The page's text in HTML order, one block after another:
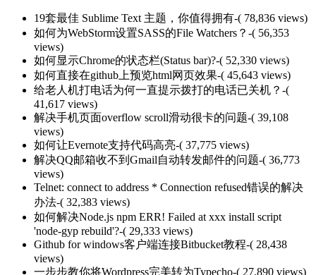
19套最佳 Sublime Text 主题，你值得拥有-( 78,836 views)
如何为WebStorm设置SASS的File Watchers？ -( 56,353
views)
如何显示Chrome的状态栏(Status bar)?-( 52,330 views)
如何直接在github上预览html网页效果-( 45,643 views)
给老人机打电话为何一直提示拨打的电话已关机？ -(
41,617 views)
解决手机页面overflow scroll滑动很卡的问题-( 39,108
views)
如何让Evernote支持代码高亮-( 37,775 views)
解决QQ邮箱收不到Gmail自动转发邮件的问题-( 36,773
views)
Telnet: connect to address * Connection refused错误的解决
办法-( 32,383 views)
如何解决Node.js npm ERR! Failed at xxx install script
'node-gyp rebuild'?-( 29,333 views)
Github for windows客户端连接Bitbucket教程-( 28,438
views)
一步步教你将Wordpress完美转为Typecho-( 27,890 views)